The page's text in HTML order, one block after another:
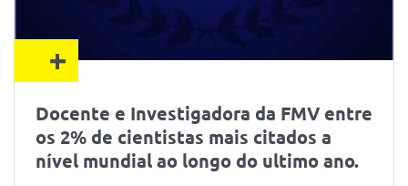
+
Docente e Investigadora da FMV entre
os 2% de cientistas mais citados a
nível mundial ao longo do ultimo ano.